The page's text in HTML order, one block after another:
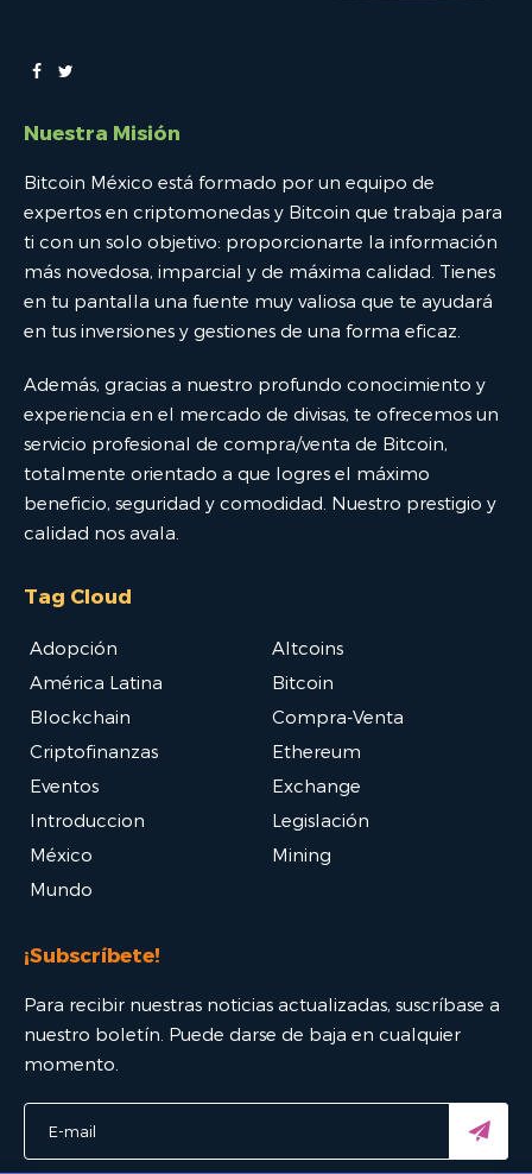
Nuestra Misión
Bitcoin México está formado por un equipo de
expertos en criptomonedas y Bitcoin que trabaja para
ti con un solo objetivo: proporcionarte la información
más novedosa, imparcial y de máxima calidad. Tienes
en tu pantalla una fuente muy valiosa que te ayudará
en tus inversiones y gestiones de una forma eficaz.
Además, gracias a nuestro profundo conocimiento y
experiencia en el mercado de divisas, te ofrecemos un
servicio profesional de compra/venta de Bitcoin,
totalmente orientado a que logres el máximo
beneficio, seguridad y comodidad. Nuestro prestigio y
calidad nos avala.
Tag Cloud
Adopción
Altcoins
América Latina
Bitcoin
Blockchain
Compra-Venta
Criptofinanzas
Ethereum
Eventos
Exchange
Introduccion
Legislación
México
Mining
Mundo
¡Subscríbete!
Para recibir nuestras noticias actualizadas, suscríbase a
nuestro boletín. Puede darse de baja en cualquier
momento.